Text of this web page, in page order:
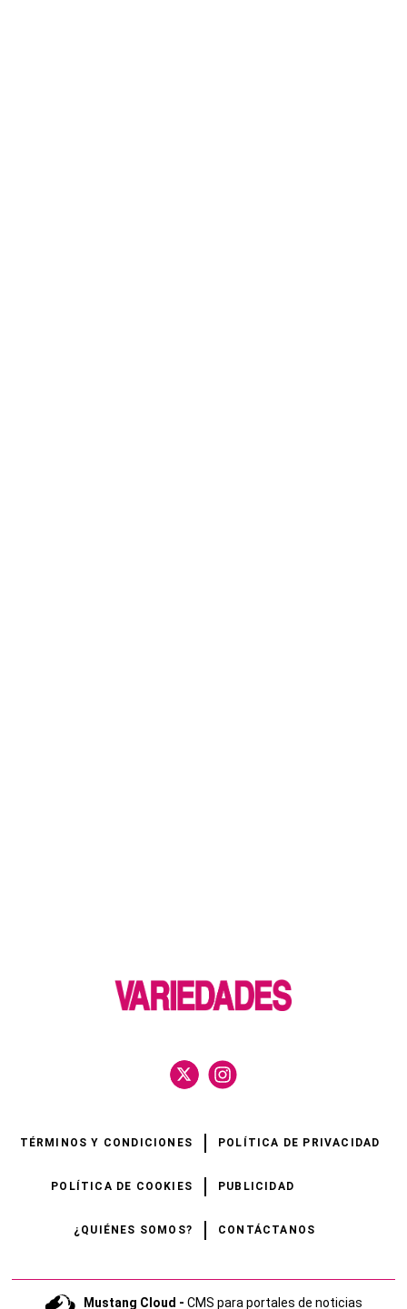
TÉRMINOS Y CONDICIONES POLÍTICA DE PRIVACIDAD
POLÍTICA DE COOKIES PUBLICIDAD
¿QUIÉNES SOMOS? CONTÁCTANOS
Mustang Cloud - CMS para portales de noticias